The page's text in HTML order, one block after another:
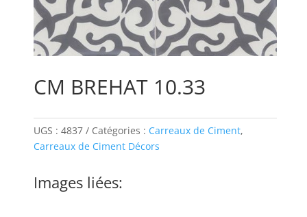
CM BREHAT 10.33
UGS :4837 Catégories : Carreaux de Ciment,
Carreaux de Ciment Décors
Images liées: